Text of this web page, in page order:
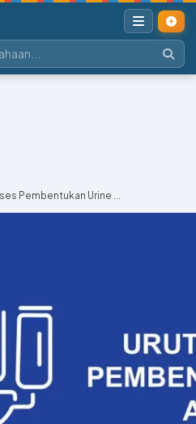
Pembentukan Urine ...